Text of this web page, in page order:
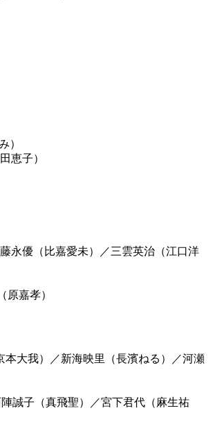
）
恵子）
藤永優（比嘉愛未） ／三雲英治（江口洋
原嘉孝）
大我） ／新海映里（長濱ねる） ／河瀬
誠子（真飛聖） ／宮下君代（麻生祐